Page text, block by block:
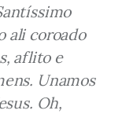
ali coroado
aflito e
Unamos
Oh,